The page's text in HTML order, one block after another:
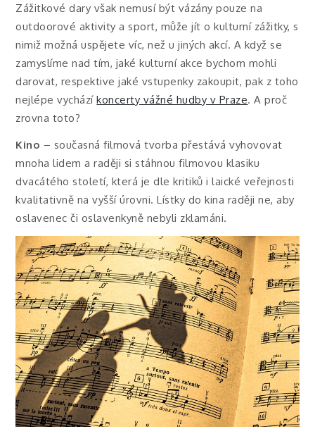
Zážitkové dary však nemusí být vázány pouze na
outdoorové aktivity a sport, může jít o kulturní zážitky, s
nimiž možná uspějete víc, než u jiných akcí. A když se
zamyslíme nad tím, jaké kulturní akce bychom mohli
darovat, respektive jaké vstupenky zakoupit, pak z toho
nejlépe vycházíkoncerty vážné hudby v Praze. A proč
zrovna toto?
Kino – současná filmová tvorba přestává vyhovovat
mnoha lidem a raději si stáhnou filmovou klasiku
dvacátého století, která je dle kritiků i laické veřejnosti
kvalitativně na vyšší úrovni. Lístky do kina raději ne, aby
oslavenec či oslavenkyně nebyli zklamáni.